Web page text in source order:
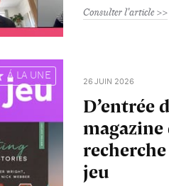
Consulter l'article
Á LA UNE
26 JUIN 2026
D’entrée
jeu